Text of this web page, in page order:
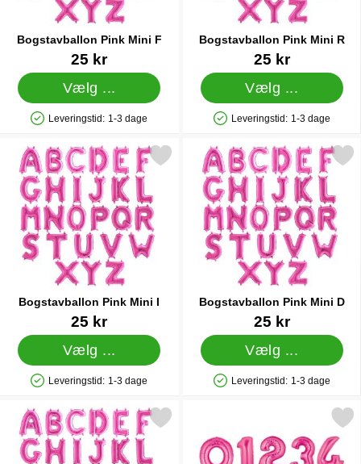
Bogstavballon Pink Mini F
Varenr 1140525 kr
Vælg ...
Produkttilgængelighed: På lager
Leveringstid: 1-3 dage
Bogstavballon Pink Mini R
Varenr 1141625 kr
Vælg ...
Produkttilgængelighed: På lager
Leveringstid: 1-3 dage
Bogstavballon Pink Mini I
Varenr 1140825 kr
Vælg ...
Produkttilgængelighed: På lager
Leveringstid: 1-3 dage
Markér bogstavballon Pink Mini I som favorit
Bogstavballon Pink Mini D
Varenr 1140325 kr
Vælg ...
Produkttilgængelighed: På lager
Leveringstid: 1-3 dage
Markér bogstavballon
Markér bogstavballon Pink Mini som favoritMarkér talballon Tre